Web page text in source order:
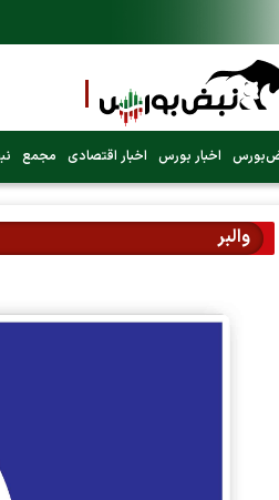
اخبار بورس اخبار اقتصادی مجمع
والبر